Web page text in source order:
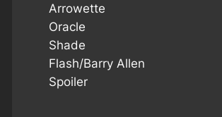
Arrowette
Oracle
Shade
Flash/Barry Allen
Spoiler